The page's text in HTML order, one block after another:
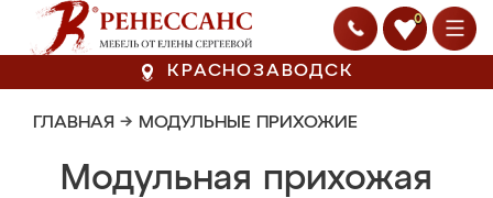
0
КРАСНОЗАВОДСК
ГЛАВНАЯ → МОДУЛЬНЫЕ ПРИХОЖИЕ
Модульная прихожая